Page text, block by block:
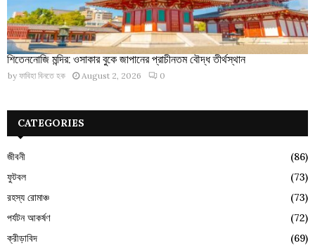
শিতেননোজি মন্দির: ওসাকার বুকে জাপানের প্রাচীনতম বৌদ্ধ তীর্থস্থান
by ফাবিহা বিনতে হক August 2, 2026 0
CATEGORIES
জীবনী
(86)
ফুটবল
(73)
রহস্য রোমাঞ্চ
(73)
পর্যটন আকর্ষণ
(72)
ক্রীড়াবিদ
(69)